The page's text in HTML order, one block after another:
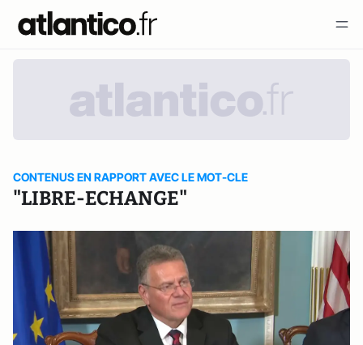
CONTENUS EN RAPPORT AVEC LE MOT-CLE
"LIBRE-ECHANGE"